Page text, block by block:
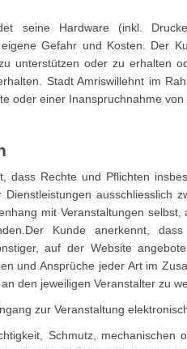
seine Hardware (inkl.
Gefahr und Kosten. Der
unterstützen oder zu erhalten
Stadt Amriswillehnt im
oder einer Inanspruchnahme von
dass Rechte und Pflichten
Dienstleistungen ausschliesslich
mit Veranstaltungen
Kunde anerkennt,
auf der Website
und Ansprüche jeder Art im
den jeweiligen Veranstalter zu
zur Veranstaltung
Schmutz, mechanischen